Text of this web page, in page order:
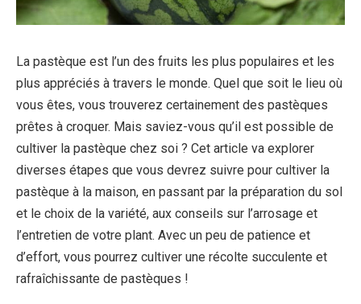
La pastèque est l’un des fruits les plus populaires et les
plus appréciés à travers le monde. Quel que soit le lieu où
vous êtes, vous trouverez certainement des pastèques
prêtes à croquer. Mais saviez-vous qu’il est possible de
cultiver la pastèque chez soi ? Cet article va explorer
diverses étapes que vous devrez suivre pour cultiver la
pastèque à la maison, en passant par la préparation du sol
et le choix de la variété, aux conseils sur l’arrosage et
l’entretien de votre plant. Avec un peu de patience et
d’effort, vous pourrez cultiver une récolte succulente et
rafraîchissante de pastèques !